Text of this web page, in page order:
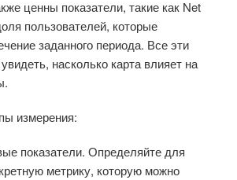
ценны показатели, такие как Net
пользователей, которые
заданного периода. Все эти
насколько карта влияет на
измерения:
показатели. Определяйте для
метрику, которую можно